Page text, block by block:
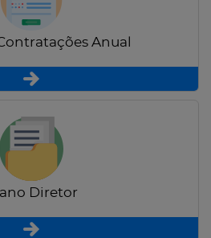
Anual
Diretor